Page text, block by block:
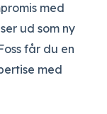
med
ud som ny
får du en
med